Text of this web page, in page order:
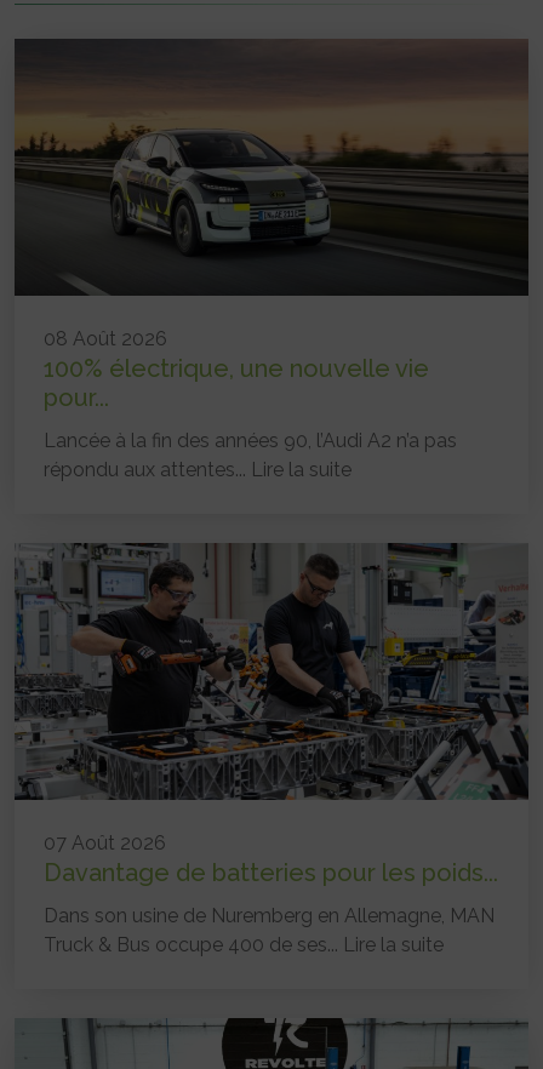
08 Août 2026
100% électrique, une nouvelle vie
pour...
Lancée à la fin des années 90, l’Audi A2 n’a pas
répondu aux attentes... Lire la suite
07 Août 2026
Davantage de batteries pour les poids...
Dans son usine de Nuremberg en Allemagne, MAN
Truck & Bus occupe 400 de ses... Lire la suite